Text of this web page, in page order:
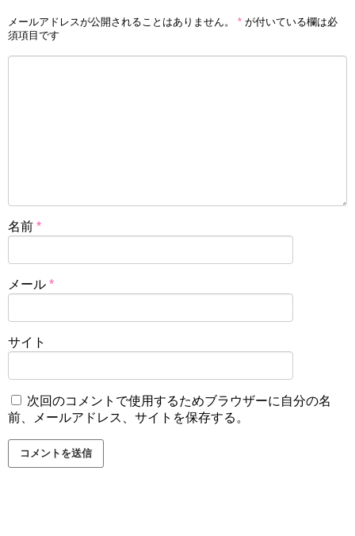
メールアドレスが公開されることはありません。 * が付いている欄は必
須項目です
名前 *
メール *
サイト
次回のコメントで使用するためブラウザーに自分の名
前、メールアドレス、サイトを保存する。